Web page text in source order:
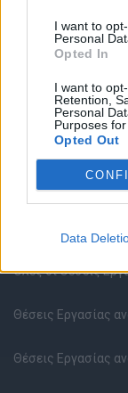
I want to
Personal
Opted In
I want to
Retention,
Personal
Purposes
Opted Out
Data
Όλες οι Θέσεις
Θέσεις Εργασίας
Θέσεις Εργασίας